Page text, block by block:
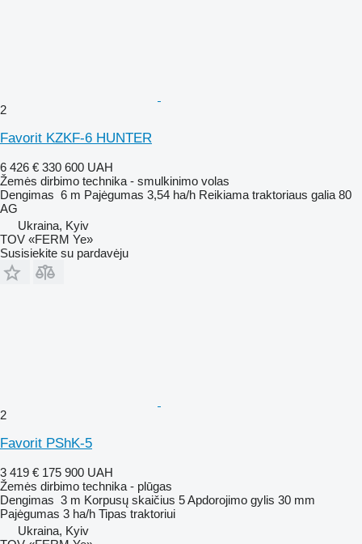
2
Favorit KZKF-6 HUNTER
6 426 € 330 600 UAH
Žemės dirbimo technika - smulkinimo volas
Dengimas 6 m Pajėgumas 3,54 ha/h Reikiama traktoriaus galia 80
AG
Ukraina, Kyiv
TOV «FERM Ye»
Susisiekite su pardavėju
2
Favorit PShK-5
3 419 € 175 900 UAH
Žemės dirbimo technika - plūgas
Dengimas 3 m Korpusų skaičius 5Apdorojimo gylis 30 mm
Pajėgumas 3 ha/h Tipas traktoriui
Ukraina, Kyiv